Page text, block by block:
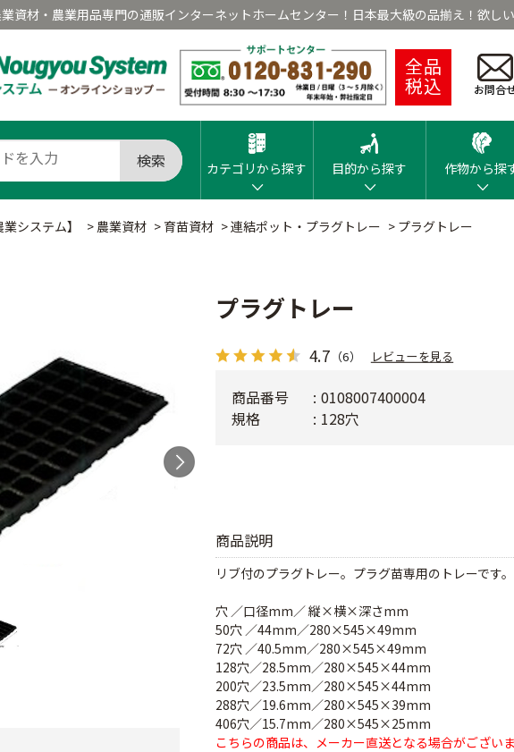
資材・農業用品専門の通販インターネットホームセンター！日本最大級の品揃え！欲しい
全品
税込 お問合
検索 カテゴリから探す 目的から探す 作物から探
システム】 > 農業資材 > 育苗資材 >連結ポット・プラグトレー > プラグトレー
プラグトレー
4.7 （6） レビューを見る
商品説明
リブ付のプラグトレー。プラグ苗専用のトレーです。
穴 ／口径mm／ 縦×横×深さmm
50穴 ／44mm／280×545×49mm
72穴 ／40.5mm／280×545×49mm
128穴／28.5mm／280×545×44mm
200穴／23.5mm／280×545×44mm
288穴／19.6mm／280×545×39mm
406穴／15.7mm／280×545×25mm
こちらの商品は、メーカー直送となる場合がございま
商品番号
0108007400004
規格
128穴